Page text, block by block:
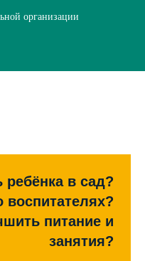
ребёнка в сад?
воспитателях?
питание и
занятия?
организации